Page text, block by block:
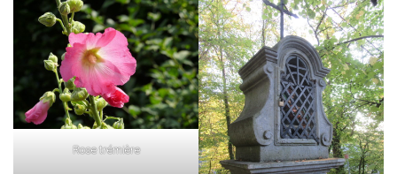
Rose trémière